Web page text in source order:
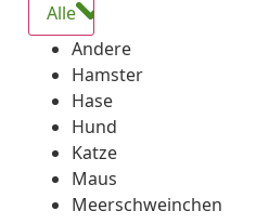
Alle
Andere
Hamster
Hase
Hund
Katze
Maus
Meerschweinchen